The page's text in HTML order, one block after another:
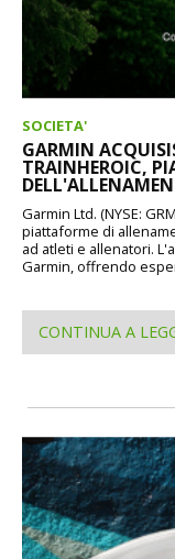
SOCIETA'
GARMIN
TRAINHEROIC,
Garmin Ltd. (NYSE:
piattaforme di
ad atleti e allenatori.
Garmin, offrendo
CONTINUA A